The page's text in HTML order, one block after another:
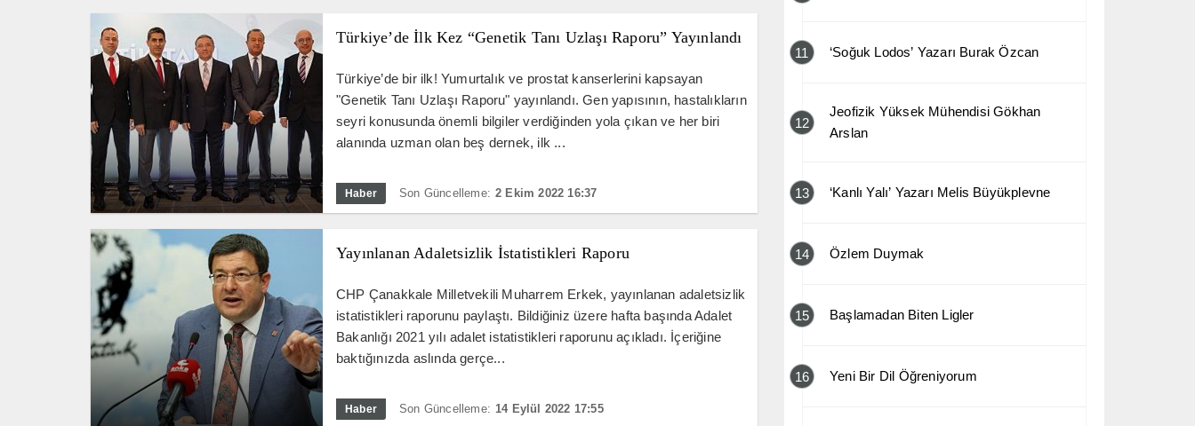
Türkiye’de İlk Kez “Genetik Tanı Uzlaşı Raporu” Yayınlandı
Türkiye’de bir ilk! Yumurtalık ve prostat kanserlerini kapsayan
"Genetik Tanı Uzlaşı Raporu" yayınlandı. Gen yapısının, hastalıkların
seyri konusunda önemli bilgiler verdiğinden yola çıkan ve her biri
alanında uzman olan beş dernek, ilk ...
Haber Son Güncelleme: 2 Ekim 2022 16:37
Yayınlanan Adaletsizlik İstatistikleri Raporu
CHP Çanakkale Milletvekili Muharrem Erkek, yayınlanan adaletsizlik
istatistikleri raporunu paylaştı. Bildiğiniz üzere hafta başında Adalet
Bakanlığı 2021 yılı adalet istatistikleri raporunu açıkladı. İçeriğine
baktığınızda aslında gerçe...
Haber Son Güncelleme: 14 Eylül 2022 17:55
11 ‘Soğuk Lodos’ Yazarı Burak Özcan
12
Jeofizik Yüksek Mühendisi Gökhan
Arslan
13 ‘Kanlı Yalı’ Yazarı Melis Büyükplevne
14 Özlem Duymak
15 Başlamadan Biten Ligler
16 Yeni Bir Dil Öğreniyorum